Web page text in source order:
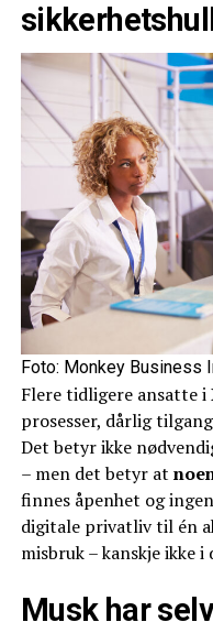
sikkerhetshull
Foto: Monkey Business
Flere tidligere ansatte
prosesser, dårlig
Det betyr ikke
– men det betyr at
finnes åpenhet og
digitale privatliv til én
misbruk – kanskje ikke i
Musk har